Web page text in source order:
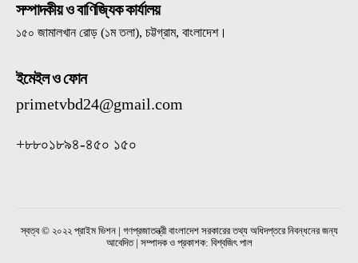
সম্পাদকীয় ও বাণিজ্যিক কার্যালয়
১৫০ জামালখান রোড় (১ম তলা), চট্টগ্রাম, বাংলাদেশ।
ইমেইল ও ফোন
primetvbd24@gmail.com
+৮৮০১৮৯৪-৪৫০ ১৫০
স্বত্ব © ২০২২ প্রাইম ভিশন | গণপ্রজাতন্ত্রী বাংলাদেশ সরকারের তথ্য অধিদপ্তরে নিবন্ধনের জন্য
আবেদিত | সম্পাদক ও প্রকাশক: বিশ্বজিৎ পাল